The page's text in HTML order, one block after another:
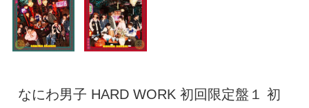
なにわ男子 HARD WORK 初回限定盤１ 初